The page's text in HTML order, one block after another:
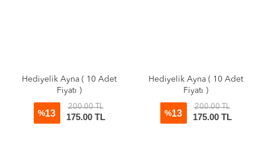
Hediyelik Ayna ( 10 Adet
Fiyatı )
%13
200.00 TL
175.00 TL
Hediyelik Ayna ( 10 Adet
Fiyatı )
%13
200.00 TL
175.00 TL